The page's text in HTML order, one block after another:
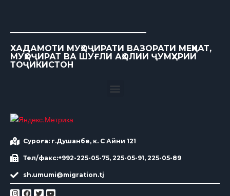
ХАДАМОТИ МУҲОҶИРАТИ ВАЗОРАТИ МЕҲНАТ,
МУҲОҶИРАТ ВА ШУҒЛИ АҲОЛИИ ҶУМҲУРИИ
ТОҶИКИСТОН
Суроға: г.Душанбе, к. С Айни 121
Тел/факс:+992-225-05-75, 225-05-91, 225-05-89
sh.umumi@migration.tj